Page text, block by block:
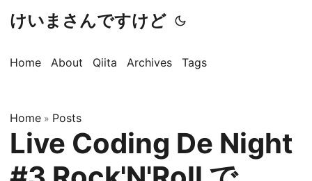
けいまさんですけど
Home About Qiita Archives Tags
Home » Posts
Live Coding De Night